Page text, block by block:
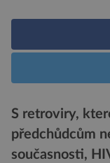
S retroviry,
předchůdcům
současnosti,